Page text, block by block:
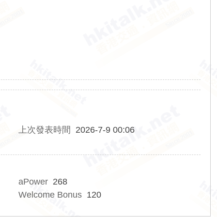
上次發表時間 2026-7-9 00:06
aPower 268
Welcome Bonus 120